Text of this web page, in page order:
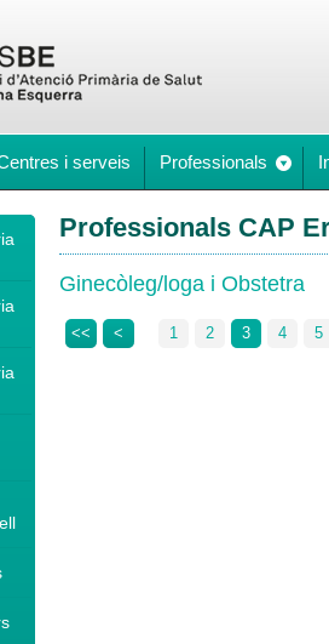
i serveis Professionals
Professionals CAP
Ginecòleg/loga i Obstetra
<< < 1 2 3 4 5